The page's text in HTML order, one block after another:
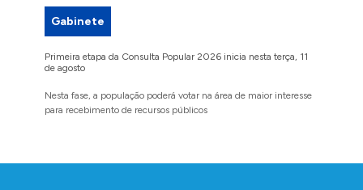
Gabinete
Primeira etapa da Consulta Popular 2026 inicia nesta terça, 11
de agosto
Nesta fase, a população poderá votar na área de maior interesse
para recebimento de recursos públicos